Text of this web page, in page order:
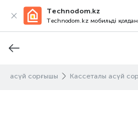
Technodom.kz
Technodom.kz мобильді
асүй сорғышы Кассеталы асүй